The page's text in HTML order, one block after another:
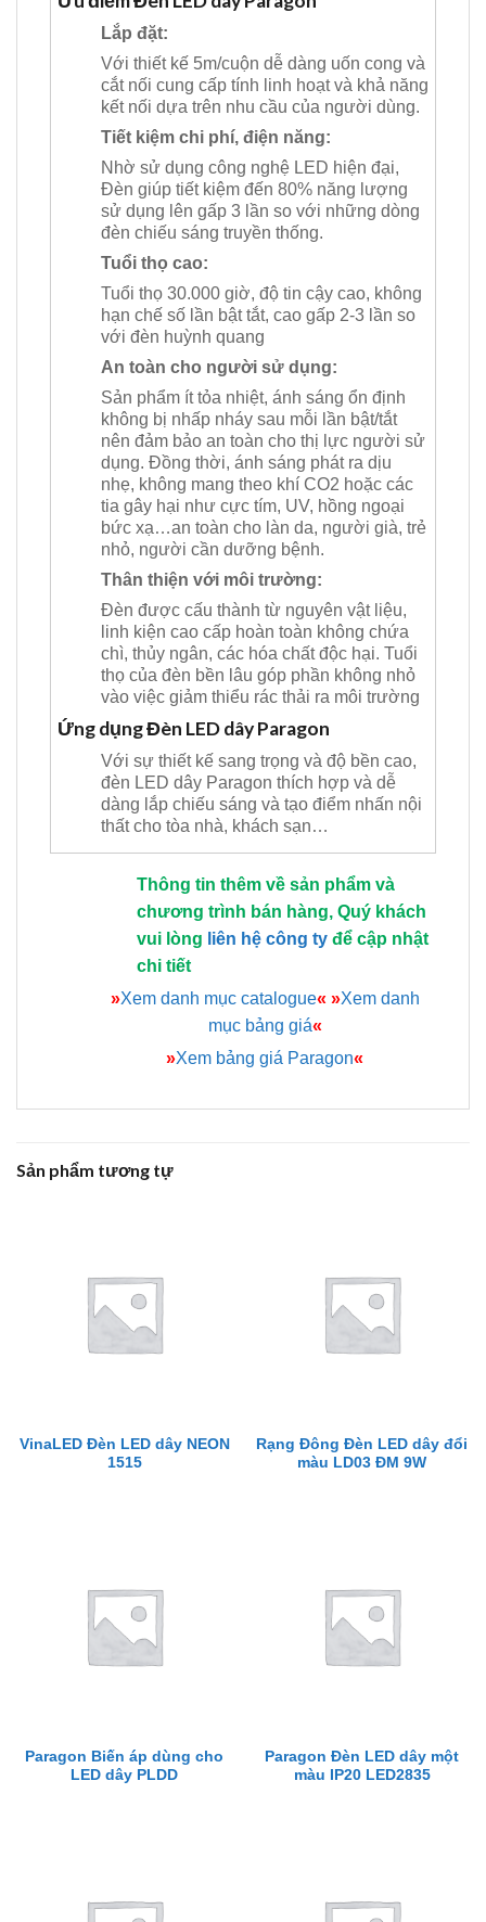
Lắp đặt:
Với thiết kế 5m/cuộn dễ dàng uốn cong và
cắt nối cung cấp tính linh hoạt và khả năng
kết nối dựa trên nhu cầu của người dùng.
Tiết kiệm chi phí, điện năng:
Nhờ sử dụng công nghệ LED hiện đại,
Đèn giúp tiết kiệm đến 80% năng lượng
sử dụng lên gấp 3 lần so với những dòng
đèn chiếu sáng truyền thống.
Tuổi thọ cao:
Tuổi thọ 30.000 giờ, độ tin cậy cao, không
hạn chế số lần bật tắt, cao gấp 2-3 lần so
với đèn huỳnh quang
An toàn cho người sử dụng:
Sản phẩm ít tỏa nhiệt, ánh sáng ổn định
không bị nhấp nháy sau mỗi lần bật/tắt
nên đảm bảo an toàn cho thị lực người sử
dụng. Đồng thời, ánh sáng phát ra dịu
nhẹ, không mang theo khí CO2 hoặc các
tia gây hại như cực tím, UV, hồng ngoại
bức xạ…an toàn cho làn da, người già, trẻ
nhỏ, người cần dưỡng bệnh.
Thân thiện với môi trường:
Đèn được cấu thành từ nguyên vật liệu,
linh kiện cao cấp hoàn toàn không chứa
chì, thủy ngân, các hóa chất độc hại. Tuổi
thọ của đèn bền lâu góp phần không nhỏ
vào việc giảm thiểu rác thải ra môi trường
Ứng dụng Đèn LED dây Paragon
Với sự thiết kế sang trọng và độ bền cao,
đèn LED dây Paragon thích hợp và dễ
dàng lắp chiếu sáng và tạo điểm nhấn nội
thất cho tòa nhà, khách sạn…
Thông tin thêm về sản phẩm và
chương trình bán hàng, Quý khách
vui lòng liên hệ công ty để cập nhật
chi tiết
»Xem danh mục catalogue« »Xem danh
mục bảng giá«
»Xem bảng giá Paragon«
Sản phẩm tương tự
VinaLED Đèn LED dây NEON
1515
Rạng Đông Đèn LED dây đổi
màu LD03 ĐM 9W
Paragon Biến áp dùng cho
LED dây PLDD
Paragon Đèn LED dây một
màu IP20 LED2835